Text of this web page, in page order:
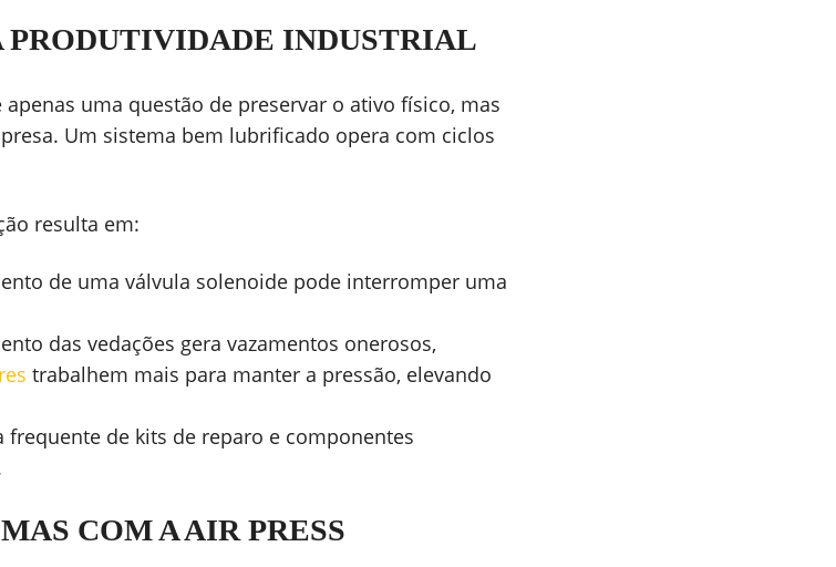
PRODUTIVIDADE INDUSTRIAL
uma questão de preservar o ativo físico, mas
Um sistema bem lubrificado opera com ciclos
resulta em:
de uma válvula solenoide pode interromper uma
das vedações gera vazamentos onerosos,
trabalhem mais para manter a pressão, elevando
frequente de kits de reparo e componentes
COM A AIR PRESS